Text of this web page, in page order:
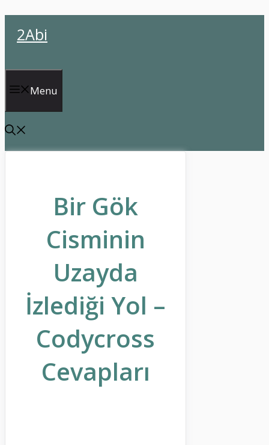
atla2Abi
Menu
Bir Gök
Cisminin
Uzayda
İzlediği Yol –
Codycross
Cevapları